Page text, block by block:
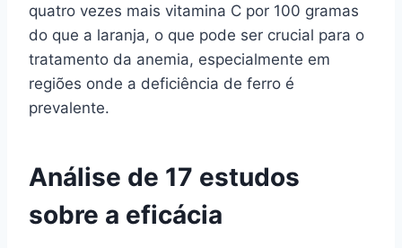
quatro vezes mais vitamina C por 100 gramas
do que a laranja, o que pode ser crucial para o
tratamento da anemia, especialmente em
regiões onde a deficiência de ferro é
prevalente.
Análise de 17 estudos
sobre a eficácia